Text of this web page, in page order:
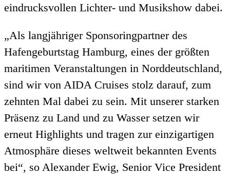
eindrucksvollen Lichter- und Musikshow dabei.
„Als langjähriger Sponsoringpartner des
Hafengeburtstag Hamburg, eines der größten
maritimen Veranstaltungen in Norddeutschland,
sind wir von AIDA Cruises stolz darauf, zum
zehnten Mal dabei zu sein. Mit unserer starken
Präsenz zu Land und zu Wasser setzen wir
erneut Highlights und tragen zur einzigartigen
Atmosphäre dieses weltweit bekannten Events
bei“, so Alexander Ewig, Senior Vice President